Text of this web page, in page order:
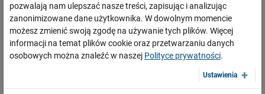
Otwarto oferty złożone w postępowaniu o
udzielenie zamówienia publicznego
prowadzonego w trybie przetargu
nieograniczonego na wykonanie przebudowy
stacji Pyskowice
pozwalają nam ulepszać nasze treści, zapisując i analizując
zanonimizowane dane użytkownika. W dowolnym momencie
możesz zmienić swoją zgodę na używanie tych plików. Więcej
informacji na temat plików cookie oraz przetwarzaniu danych
osobowych można znaleźć w naszej Polityce prywatności.
Ustawienia